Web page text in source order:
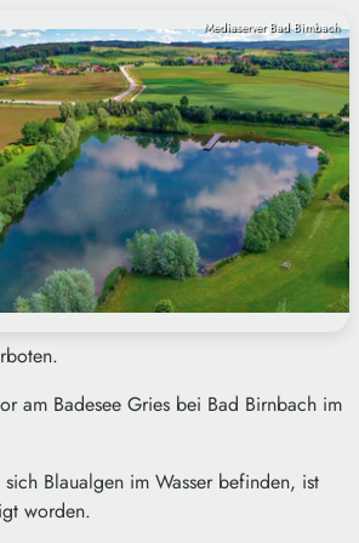
Mediaserver Bad Birnbach
am Badesee Gries bei Bad Birnbach im
Blaualgen im Wasser befinden, ist
worden.